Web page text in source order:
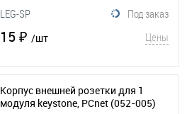
Под заказ
LEG-SP
15 ₽ /шт Цены
Корпус внешней розетки для 1
модуля keystone, PCnet (052-005)